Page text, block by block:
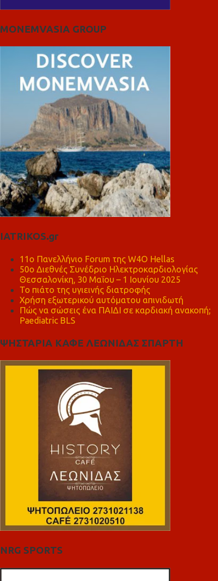
MONEMVASIA GROUP
IATRIKOS.gr
11ο Πανελλήνιο Forum της W4O Hellas
50ο Διεθνές Συνέδριο Ηλεκτροκαρδιολογίας
Θεσσαλονίκη, 30 Μαΐου – 1 Ιουνίου 2025
Το πιάτο της υγιεινής διατροφής
Χρήση εξωτερικού αυτόματου απινιδωτή
Πώς να σώσεις ένα ΠΑΙΔΙ σε καρδιακή ανακοπή;
Paediatric BLS
ΨΗΣΤΑΡΙΑ ΚΑΦΕ ΛΕΩΝΙΔΑΣ ΣΠΑΡΤΗ
NRG SPORTS